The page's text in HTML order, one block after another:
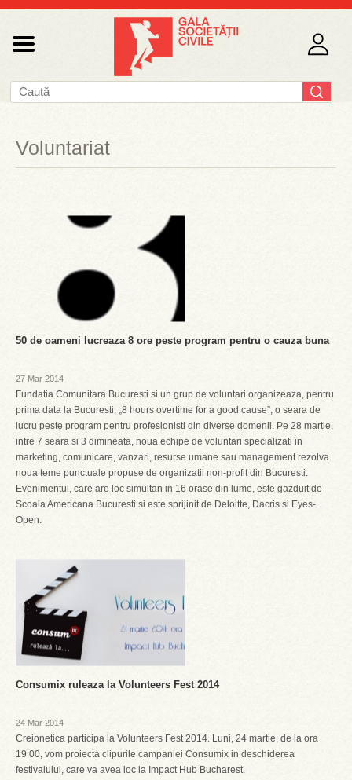
Voluntariat
50 de oameni lucreaza 8 ore peste program pentru o cauza buna
27 Mar 2014
Fundatia Comunitara Bucuresti si un grup de voluntari organizeaza, pentru
prima data la Bucuresti, „8 hours overtime for a good cause”, o seara de
lucru peste program pentru profesionisti din diverse domenii. Pe 28 martie,
intre 7 seara si 3 dimineata, noua echipe de voluntari specializati in
marketing, comunicare, vanzari, resurse umane sau management rezolva
noua teme punctuale propuse de organizatii non-profit din Bucuresti.
Evenimentul, care are loc simultan in 16 orase din lume, este gazduit de
Scoala Americana Bucuresti si este sprijinit de Deloitte, Dacris si Eyes-
Open.
Consumix ruleaza la Volunteers Fest 2014
24 Mar 2014
Creionetica participa la Volunteers Fest 2014. Luni, 24 martie, de la ora
19:00, vom proiecta clipurile campaniei Consumix in deschiderea
festivalului, care va avea loc la Impact Hub Bucharest.